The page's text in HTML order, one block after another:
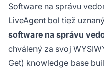
Software na správu
LiveAgent bol tiež
software na správu
chválený za svoj
Get) knowledge base